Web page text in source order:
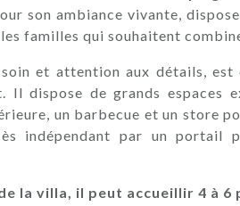
son ambiance vivante,
familles qui souhaitent
et attention aux détails,
Il dispose de grands espaces
un barbecue et un store
indépendant par un
la villa, il peut accueillir 4 à 6